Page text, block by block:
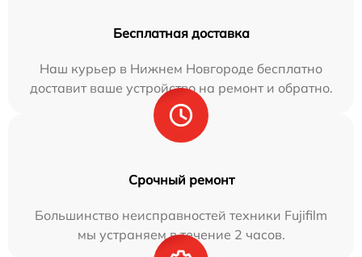
Бесплатная доставка
Наш курьер в Нижнем Новгороде бесплатно
доставит ваше устройство на ремонт и обратно.
Срочный ремонт
Большинство неисправностей техники Fujifilm
мы устраняем в течение 2 часов.